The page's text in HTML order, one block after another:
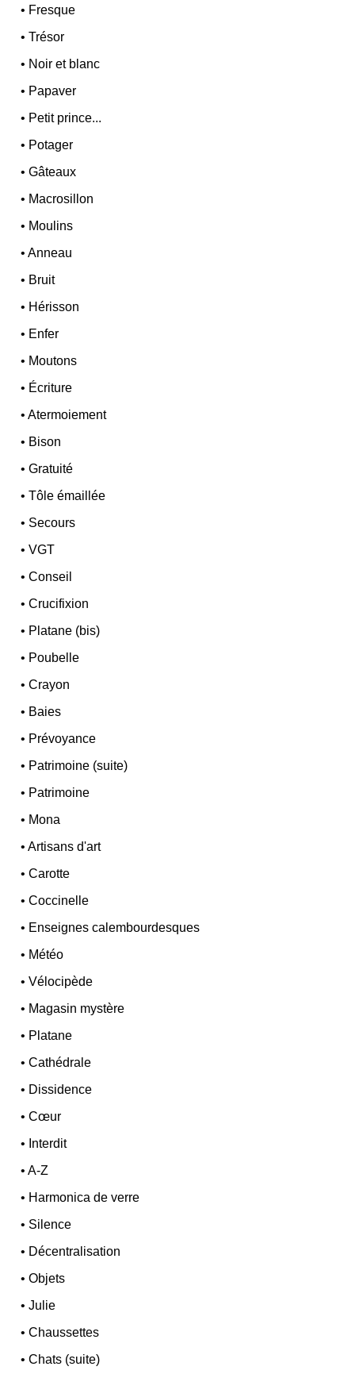
• Fresque
•Trésor
• Noir et blanc
• Papaver
• Petit prince...
• Potager
•Gâteaux
• Macrosillon
• Moulins
•Anneau
• Bruit
• Hérisson
• Enfer
• Moutons
• Écriture
•Atermoiement
• Bison
•Gratuité
•Tôle émaillée
• Secours
•VGT
•Conseil
•Crucifixion
• Platane (bis)
• Poubelle
•Crayon
• Baies
• Prévoyance
• Patrimoine (suite)
• Patrimoine
• Mona
•Artisans d'art
•Carotte
•Coccinelle
• Enseignes calembourdesques
• Météo
•Vélocipède
• Magasin mystère
• Platane
•Cathédrale
• Dissidence
•Cœur
• Interdit
•A-Z
• Harmonica de verre
• Silence
• Décentralisation
•Objets
•Julie
•Chaussettes
•Chats (suite)